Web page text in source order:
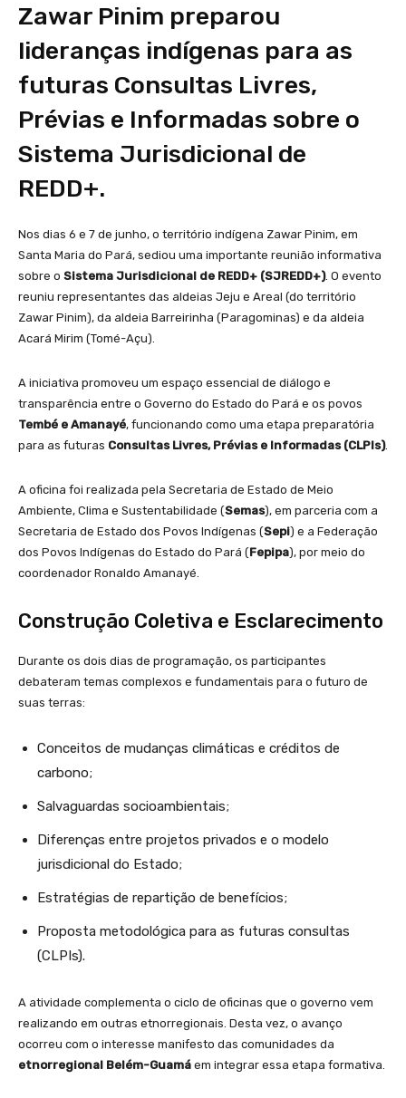
Zawar Pinim preparou
lideranças indígenas para as
futuras Consultas Livres,
Prévias e Informadas sobre o
Sistema Jurisdicional de
REDD+.
Nos dias 6 e 7 de junho, o território indígena Zawar Pinim, em
Santa Maria do Pará, sediou uma importante reunião informativa
sobre o Sistema Jurisdicional de REDD+ (SJREDD+). O evento
reuniu representantes das aldeias Jeju e Areal (do território
Zawar Pinim), da aldeia Barreirinha (Paragominas) e da aldeia
Acará Mirim (Tomé-Açu).
A iniciativa promoveu um espaço essencial de diálogo e
transparência entre o Governo do Estado do Pará e os povos
Tembé e Amanayé, funcionando como uma etapa preparatória
para as futuras Consultas Livres, Prévias e Informadas (CLPIs).
A oficina foi realizada pela Secretaria de Estado de Meio
Ambiente, Clima e Sustentabilidade (Semas), em parceria com a
Secretaria de Estado dos Povos Indígenas (Sepi) e a Federação
dos Povos Indígenas do Estado do Pará (Fepipa), por meio do
coordenador Ronaldo Amanayé.
Construção Coletiva e Esclarecimento
Durante os dois dias de programação, os participantes
debateram temas complexos e fundamentais para o futuro de
suas terras:
Conceitos de mudanças climáticas e créditos de
carbono;
Salvaguardas socioambientais;
Diferenças entre projetos privados e o modelo
jurisdicional do Estado;
Estratégias de repartição de benefícios;
Proposta metodológica para as futuras consultas
(CLPIs).
A atividade complementa o ciclo de oficinas que o governo vem
realizando em outras etnorregionais. Desta vez, o avanço
ocorreu com o interesse manifesto das comunidades da
etnorregional Belém-Guamá em integrar essa etapa formativa.